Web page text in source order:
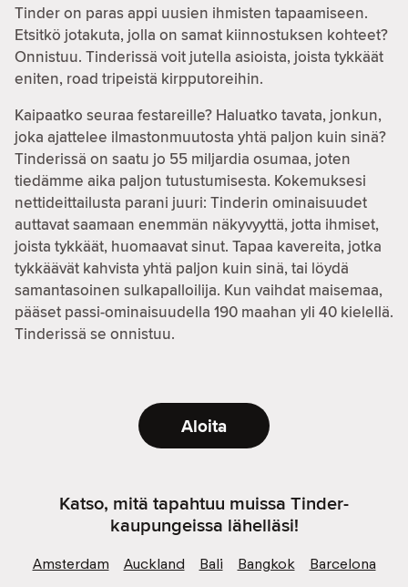
Tinder on paras appi uusien ihmisten tapaamiseen.
Etsitkö jotakuta, jolla on samat kiinnostuksen kohteet?
Onnistuu. Tinderissä voit jutella asioista, joista tykkäät
eniten, road tripeistä kirpputoreihin.
Kaipaatko seuraa festareille? Haluatko tavata, jonkun,
joka ajattelee ilmastonmuutosta yhtä paljon kuin sinä?
Tinderissä on saatu jo 55 miljardia osumaa, joten
tiedämme aika paljon tutustumisesta. Kokemuksesi
nettideittailusta parani juuri: Tinderin ominaisuudet
auttavat saamaan enemmän näkyvyyttä, jotta ihmiset,
joista tykkäät, huomaavat sinut. Tapaa kavereita, jotka
tykkäävät kahvista yhtä paljon kuin sinä, tai löydä
samantasoinen sulkapalloilija. Kun vaihdat maisemaa,
pääset passi-ominaisuudella 190 maahan yli 40 kielellä.
Tinderissä se onnistuu.
Aloita
Katso, mitä tapahtuu muissa Tinder-
kaupungeissa lähelläsi!
Amsterdam Auckland Bali Bangkok
Barcelona